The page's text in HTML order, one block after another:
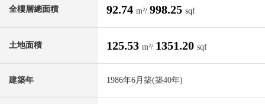
全樓層總面積 92.74 m²/ 998.25 sqf
土地面積 125.53 m²/ 1351.20 sqf
建築年 1986年6月築(築40年)